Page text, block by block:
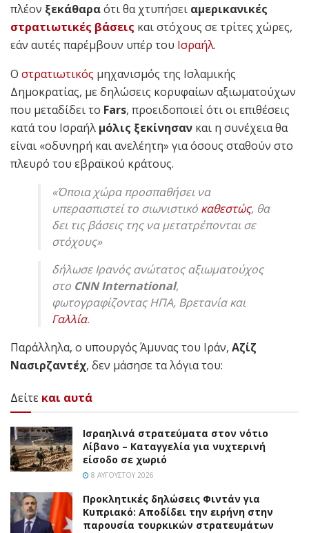
πλέον ξεκάθαραότι θα χτυπήσει αμερικανικές
στρατιωτικές βάσεις και στόχους σε τρίτες χώρες,
εάν αυτές παρέμβουν υπέρ του Ισραήλ.
Ο στρατιωτικός μηχανισμός της Ισλαμικής
Δημοκρατίας, με δηλώσεις κορυφαίων αξιωματούχων
που μεταδίδει το Fars, προειδοποιεί ότι οι επιθέσεις
κατά του Ισραήλ μόλις ξεκίνησαν και η συνέχεια θα
είναι «οδυνηρή και ανελέητη» για όσους σταθούν στο
πλευρό του εβραϊκού κράτους.
«Όποια χώρα προσπαθήσει να
υπερασπιστεί το σιωνιστικό καθεστώς, θα
δει τις βάσεις της να μετατρέπονται σε
στόχους»
δήλωσε Ιρανός ανώτατος αξιωματούχος
στο CNN International,
φωτογραφίζοντας ΗΠΑ, Βρετανία και
Γαλλία.
Παράλληλα, ο υπουργός Άμυνας του Ιράν, Αζίζ
Νασιρζαντέχ, δεν μάσησε τα λόγια του:
Δείτε και αυτά
Ισραηλινά στρατεύματα στον νότιο
Λίβανο – Καταγγελία για νυχτερινή
είσοδο σε χωριό
8 ΑΥΓΟΎΣΤΟΥ 2026
Προκλητικές δηλώσεις Φιντάν για
Κυπριακό: Αποδίδει την ειρήνη στην
παρουσία τουρκικών στρατευμάτων